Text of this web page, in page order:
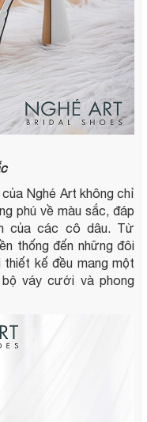
Nghé Art không chỉ
phú về màu sắc, đáp
của các cô dâu. Từ
thống đến những đôi
thiết kế đều mang một
váy cưới và phong